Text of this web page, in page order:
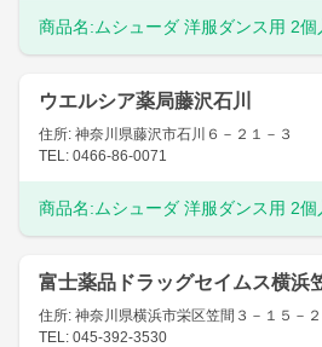
商品名: ムシューダ 洋服ダンス用 2
ウエルシア薬局藤沢石川
住所: 神奈川県藤沢市石川６－２１－３
TEL: 0466-86-0071
商品名: ムシューダ 洋服ダンス用 2
富士薬品ドラッグセイムス横浜
住所: 神奈川県横浜市栄区笠間３－１５－２
TEL: 045-392-3530